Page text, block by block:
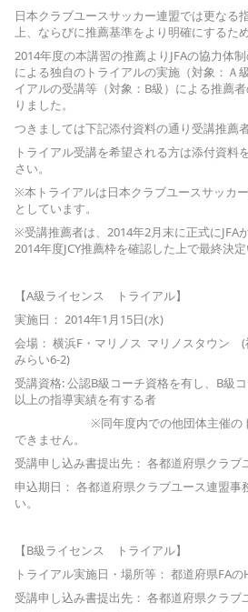
日本クラブユースサッカー連盟では更なる
上、ならびに推薦基準をより明確にするため
2014年度の本講習の推薦よりJFAの協力体
による独自のトライアルの実施（対象：Ａ
イアルの受講等（対象：B級）による推薦
りました。
つきましては下記添付資料の通り受講推薦
トライアル受講を希望される方は添付資料
さい。
※本トライアルは日本クラブユースサッカ
としています。
※受講推薦者は、2014年2月末に正式にJFA
2014年度JCY推薦枠を確認した上で最終決定
【A級ライセンス トライアル】
実施日： 2014年1月15日(水)
会場： 横浜F・マリノス マリノスタウン (
みらい6-2)
受講資格: 公認B級コーチ資格を有し、B級
以上の指導実績を有する者
※同年度内での他団体主催のトラ
できません。
受講申し込み書提出先： 各都道府県クラブ
申込期日： 各都道府県クラブユース連盟事
い。
【B級ライセンス トライアル】
トライアル実施日・場所等： 都道府県FAの
受講申し込み書提出先： 各都道府県クラブ